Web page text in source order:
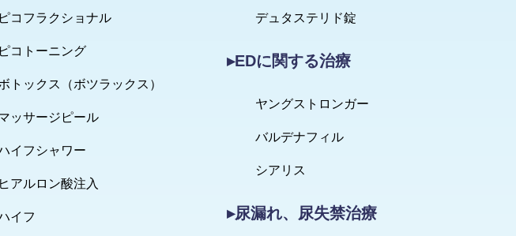
ピコフラクショナル
ピコトーニング
トックス（ボツラックス）
ッサージピール
イフシャワー
ヒアルロン酸注入
イフ
デュタステリド錠
▸EDに関する治療
ヤングストロンガー
バルデナフィル
シアリス
▸尿漏れ、尿失禁治療